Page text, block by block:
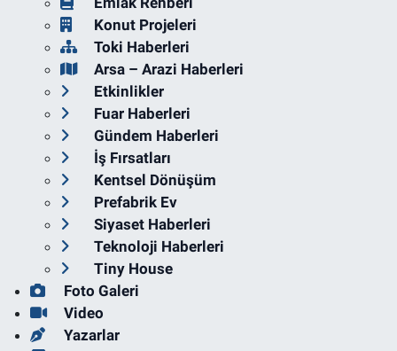
Konut Projeleri
Toki Haberleri
Arsa – Arazi Haberleri
Etkinlikler
Fuar Haberleri
Gündem Haberleri
İş Fırsatları
Kentsel Dönüşüm
Prefabrik Ev
Siyaset Haberleri
Teknoloji Haberleri
Tiny House
Foto Galeri
Video
Yazarlar